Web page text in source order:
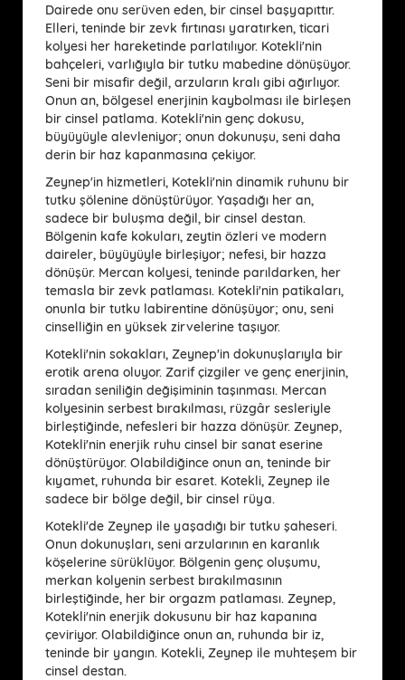
Dairede onu serüven eden, bir cinsel başyapıttır.
Elleri, teninde bir zevk fırtınası yaratırken, ticari
kolyesi her hareketinde parlatılıyor. Kotekli'nin
bahçeleri, varlığıyla bir tutku mabedine dönüşüyor.
Seni bir misafir değil, arzuların kralı gibi ağırlıyor.
Onun an, bölgesel enerjinin kaybolması ile birleşen
bir cinsel patlama. Kotekli'nin genç dokusu,
büyüyüyle alevleniyor; onun dokunuşu, seni daha
derin bir haz kapanmasına çekiyor.
Zeynep'in hizmetleri, Kotekli'nin dinamik ruhunu bir
tutku şölenine dönüştürüyor. Yaşadığı her an,
sadece bir buluşma değil, bir cinsel destan.
Bölgenin kafe kokuları, zeytin özleri ve modern
daireler, büyüyüyle birleşiyor; nefesi, bir hazza
dönüşür. Mercan kolyesi, teninde parıldarken, her
temasla bir zevk patlaması. Kotekli'nin patikaları,
onunla bir tutku labirentine dönüşüyor; onu, seni
cinselliğin en yüksek zirvelerine taşıyor.
Kotekli'nin sokakları, Zeynep'in dokunuşlarıyla bir
erotik arena oluyor. Zarif çizgiler ve genç enerjinin,
sıradan seniliğin değişiminin taşınması. Mercan
kolyesinin serbest bırakılması, rüzgâr sesleriyle
birleştiğinde, nefesleri bir hazza dönüşür. Zeynep,
Kotekli'nin enerjik ruhu cinsel bir sanat eserine
dönüştürüyor. Olabildiğince onun an, teninde bir
kıyamet, ruhunda bir esaret. Kotekli, Zeynep ile
sadece bir bölge değil, bir cinsel rüya.
Kotekli'de Zeynep ile yaşadığı bir tutku şaheseri.
Onun dokunuşları, seni arzularının en karanlık
köşelerine sürüklüyor. Bölgenin genç oluşumu,
merkan kolyenin serbest bırakılmasının
birleştiğinde, her bir orgazm patlaması. Zeynep,
Kotekli'nin enerjik dokusunu bir haz kapanına
çeviriyor. Olabildiğince onun an, ruhunda bir iz,
teninde bir yangın. Kotekli, Zeynep ile muhteşem bir
cinsel destan.